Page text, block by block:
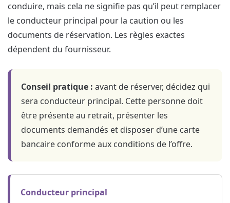
conduire, mais cela ne signifie pas qu’il peut remplacer
le conducteur principal pour la caution ou les
documents de réservation. Les règles exactes
dépendent du fournisseur.
Conseil pratique : avant de réserver, décidez qui
sera conducteur principal. Cette personne doit
être présente au retrait, présenter les
documents demandés et disposer d’une carte
bancaire conforme aux conditions de l’offre.
Conducteur principal